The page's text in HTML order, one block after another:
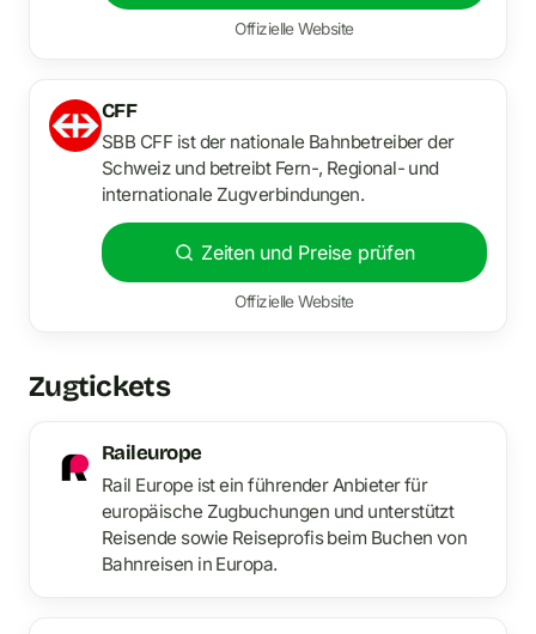
Offizielle Website
CFF
SBB CFF ist der nationale Bahnbetreiber der
Schweiz und betreibt Fern-, Regional- und
internationale Zugverbindungen.
Zeiten und Preise prüfen
Offizielle Website
Zugtickets
Raileurope
Rail Europe ist ein führender Anbieter für
europäische Zugbuchungen und unterstützt
Reisende sowie Reiseprofis beim Buchen von
Bahnreisen in Europa.